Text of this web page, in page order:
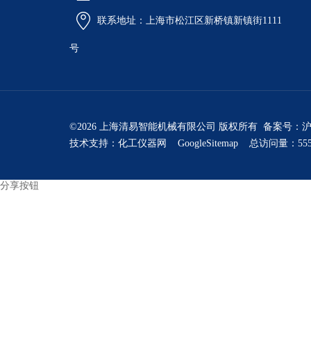
联系地址：上海市松江区新桥镇新镇街1111
号
©2026 上海清易智能机械有限公司 版权所有 备案号：
技术支持： 化工仪器网 GoogleSitemap 总访问量：
分享按钮